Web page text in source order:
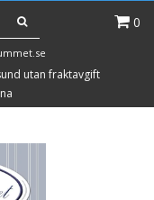
0
utan fraktavgift